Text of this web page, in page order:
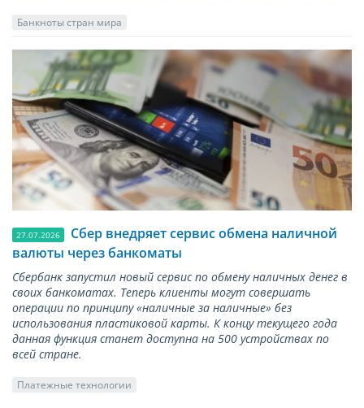
Банкноты стран мира
27.07.2026
Сбер внедряет сервис обмена наличной
валюты через банкоматы
Сбербанк запустил новый сервис по обмену наличных денег в
своих банкоматах. Теперь клиенты могут совершать
операции по принципу «наличные за наличные» без
использования пластиковой карты. К концу текущего года
данная функция станет доступна на 500 устройствах по
всей стране.
Платежные технологии